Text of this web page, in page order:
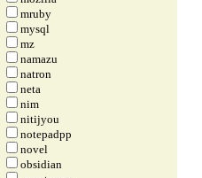
mruby
mysql
mz
namazu
natron
neta
nim
nitijyou
notepadpp
novel
obsidian